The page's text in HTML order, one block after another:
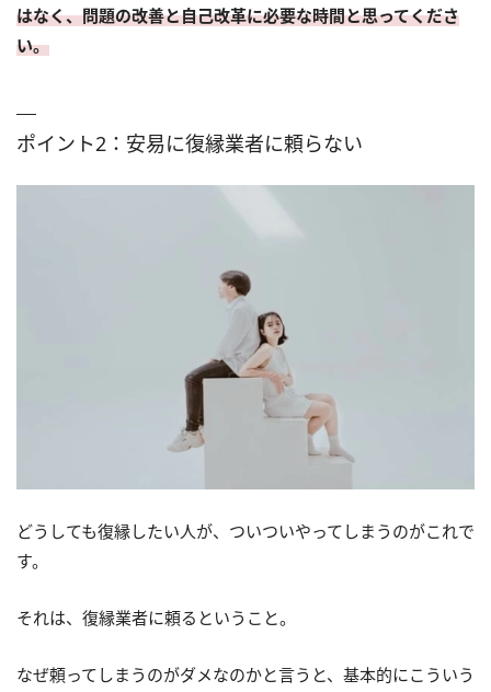
はなく、問題の改善と自己改革に必要な時間と思ってくださ
い。
ポイント2：安易に復縁業者に頼らない
どうしても復縁したい人が、ついついやってしまうのがこれで
す。
それは、復縁業者に頼るということ。
なぜ頼ってしまうのがダメなのかと言うと、基本的にこういう